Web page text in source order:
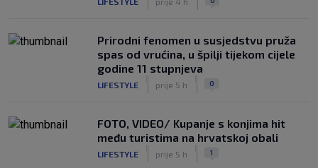
Prirodni fenomen u susjedstvu pruža
spas od vrućina, u špilji tijekom cijele
godine 11 stupnjeva
LIFESTYLE prije 5 h 0
FOTO, VIDEO/ Kupanje s konjima hit
među turistima na hrvatskoj obali
LIFESTYLE prije 5 h 1